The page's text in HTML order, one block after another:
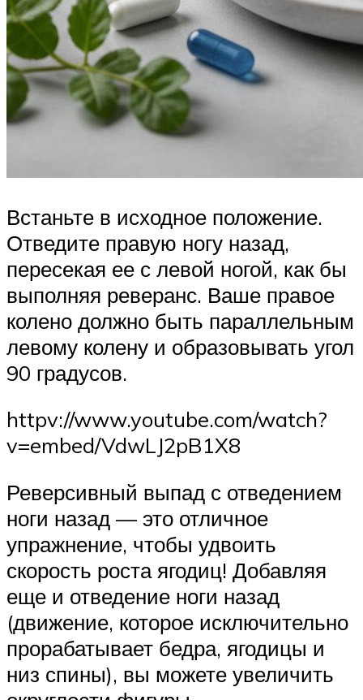
Встаньте в исходное положение.
Отведите правую ногу назад,
пересекая ее с левой ногой, как бы
выполняя реверанс. Ваше правое
колено должно быть параллельным
левому колену и образовывать угол
90 градусов.
httpv://www.youtube.com/watch?
v=embed/VdwLJ2pB1X8
Реверсивный выпад с отведением
ноги назад — это отличное
упражнение, чтобы удвоить
скорость роста ягодиц! Добавляя
еще и отведение ноги назад
(движение, которое исключительно
прорабатывает бедра, ягодицы и
низ спины), вы можете увеличить